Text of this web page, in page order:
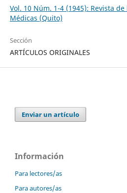
Vol. 10 Núm. 1-4 (1945): Revista
Médicas (Quito)
Sección
ARTÍCULOS ORIGINALES
Enviar un artículo
Información
Para lectores/as
Para autores/as